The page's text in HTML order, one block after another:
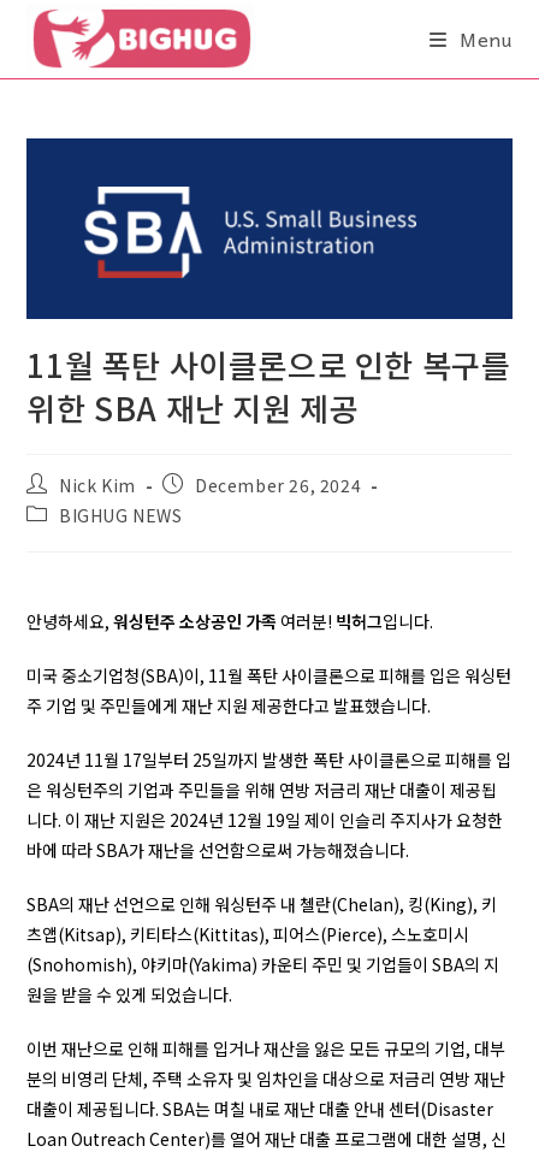
Menu
11월 폭탄 사이클론으로 인한 복구를
위한 SBA 재난 지원 제공
Nick Kim
December 26, 2024
BIGHUG NEWS
안녕하세요,워싱턴주 소상공인 가족 여러분! 빅허그입니다.
미국 중소기업청(SBA)이, 11월 폭탄 사이클론으로 피해를 입은 워싱턴
주 기업 및 주민들에게 재난 지원 제공한다고 발표했습니다.
2024년 11월 17일부터 25일까지 발생한 폭탄 사이클론으로 피해를 입
은 워싱턴주의 기업과 주민들을 위해 연방 저금리 재난 대출이 제공됩
니다. 이 재난 지원은 2024년 12월 19일 제이 인슬리 주지사가 요청한
바에 따라 SBA가 재난을 선언함으로써 가능해졌습니다.
SBA의 재난 선언으로 인해 워싱턴주 내 첼란(Chelan), 킹(King), 키
츠앱(Kitsap), 키티타스(Kittitas), 피어스(Pierce), 스노호미시
(Snohomish), 야키마(Yakima) 카운티 주민 및 기업들이 SBA의 지
원을 받을 수 있게 되었습니다.
이번 재난으로 인해 피해를 입거나 재산을 잃은 모든 규모의 기업, 대부
분의 비영리 단체, 주택 소유자 및 임차인을 대상으로 저금리 연방 재난
대출이 제공됩니다. SBA는 며칠 내로 재난 대출 안내 센터(Disaster
Loan Outreach Center)를 열어 재난 대출 프로그램에 대한 설명, 신